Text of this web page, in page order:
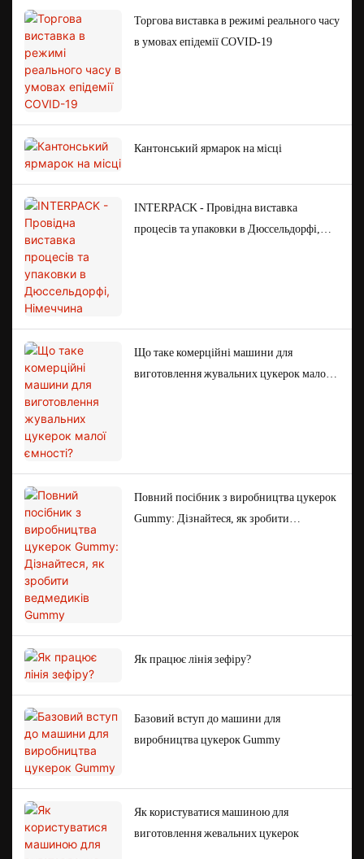
Торгова виставка в режимі реального часу
в умовах епідемії COVID-19
Кантонський ярмарок на місці
INTERPACK - Провідна виставка
процесів та упаковки в Дюссельдорфі,
Що таке комерційні машини для
виготовлення жувальних цукерок малої
Повний посібник з виробництва цукерок
Gummy: Дізнайтеся, як зробити
Як працює лінія зефіру?
Базовий вступ до машини для
виробництва цукерок Gummy
Як користуватися машиною для
виготовлення жевальних цукерок